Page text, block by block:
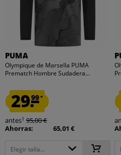
PUMA
Olympique de Marsella PUMA
Prematch Hombre Sudadera...
29.99*
antes1 95,00 €
Ahorras:
65,01 €
Elegir talla...